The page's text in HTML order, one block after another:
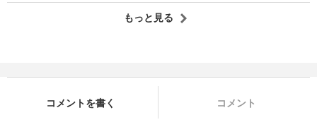
もっと見る
コメントを書く コメント